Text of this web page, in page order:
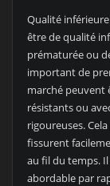
Qualité
être de qualité
prématurée ou
important de
marché peuvent
résistants ou
rigoureuses.
fissurent
au fil du temps.
abordable par